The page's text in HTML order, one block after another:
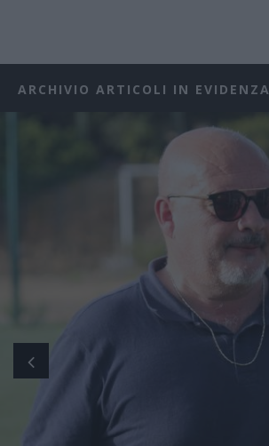
ARCHIVIO ARTICOLI IN EVIDENZA